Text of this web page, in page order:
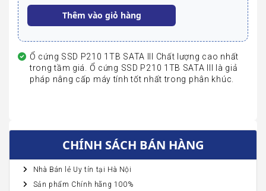
Thêm vào giỏ hàng
Ổ cứng SSD P210 1TB SATA III Chất lượng cao nhất
trong tầm giá. Ổ cứng SSD P210 1TB SATA III là giả
pháp nâng cấp máy tính tốt nhất trong phân khúc.
CHÍNH SÁCH BÁN HÀNG
Nhà Bán lẻ Uy tín tại Hà Nội
Sản phẩm Chính hãng 100%